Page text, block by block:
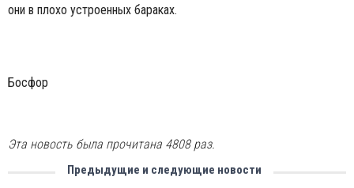
они в плохо устроенных бараках.
Босфор
Эта новость была прочитана 4808 раз.
Предыдущие и следующие новости